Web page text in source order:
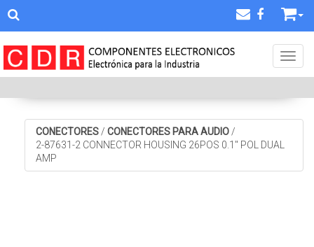
CONECTORES / CONECTORES PARA AUDIO /
2-87631-2 CONNECTOR HOUSING 26POS 0.1" POL DUAL
AMP